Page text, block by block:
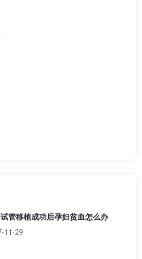
管移植成功后孕妇贫血怎么办
11-29